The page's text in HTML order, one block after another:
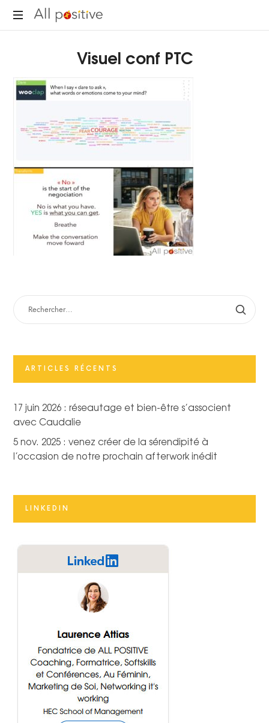
All
réinventer."
Visuel conf PTC
RECHERCHER :
ARTICLES RÉCENTS
17 juin 2026 : réseautage et bien-être s’associent
avec Caudalie
5 nov. 2025 : venez créer de la sérendipité à
l’occasion de notre prochain afterwork inédit
LINKEDIN